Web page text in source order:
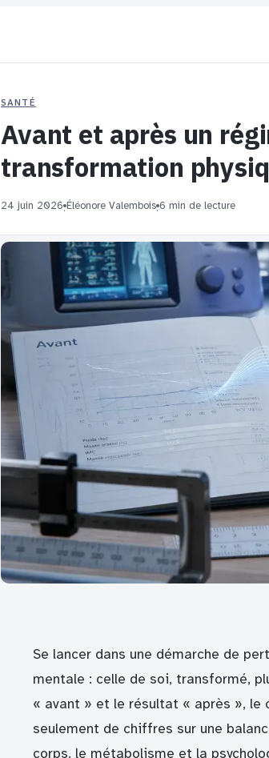
SANTÉ
Avant et après un
transformation
24 juin 2026·Éléonore Valembois·6 min de lecture
Se lancer dans une démarche de
mentale : celle de soi, transformé,
« avant » et le résultat « après », le
seulement de chiffres sur une
corps, le métabolisme et la